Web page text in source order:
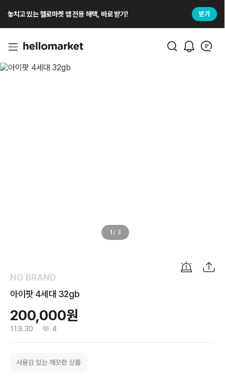
놓치고 있는 헬로마켓 앱 전용 해택, 바로 받기! 받기
1 / 3
NO BRAND
아이팟 4세대 32gb
200,000원
11.9.30 4
사용감 있는 깨끗한 상품